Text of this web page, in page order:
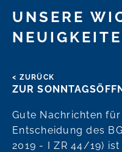
UNSERE
< ZURÜCK
ZUR
Gute Nachrichten
Entscheidung des
2019 - I ZR 44/19)